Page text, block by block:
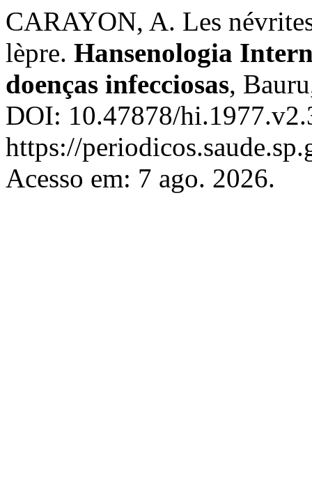
CARAYON, A. Les
lèpre. Hansenologia
doenças infecciosas,
DOI: 10.47878/
https://
Acesso em: 7 ago. 2026.